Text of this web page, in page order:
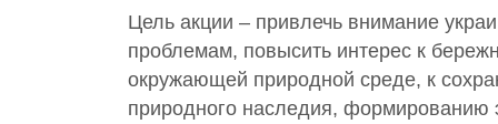
Цель акции – привлечь внимание
проблемам, повысить интерес к
окружающей природной среде, к
природного наследия, формированию